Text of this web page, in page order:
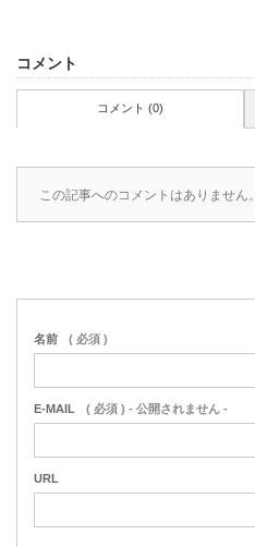
コメント
コメント (0)
この記事へのコメントはありません。
名前 ( 必須 )
E-MAIL ( 必須 ) - 公開されません -
URL